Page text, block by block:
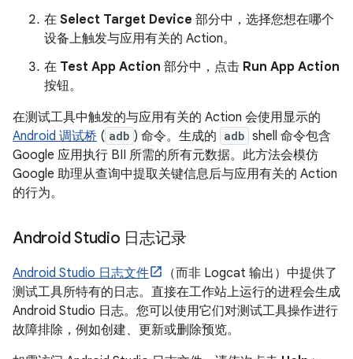
在 Select Target Device 部分中，选择您想在哪个
设备上触发与应用有关的 Action。
在 Test App Action 部分中，点击 Run App Action
按钮。
在测试工具中触发的与应用有关的 Action 会使用显示的
Android 调试桥 ( adb ) 命令。生成的 adb shell 命令包含
Google 应用执行 BII 所需的所有元数据。此方法会模仿
Google 助理从查询中提取关键信息后与应用有关的 Action
的行为。
Android Studio 日志记录
Android Studio 日志文件
（而非 Logcat 输出）中提供了
测试工具所特有的日志。直接在工作站上运行的进程会生成
Android Studio 日志。您可以使用它们对测试工具操作进行
故障排除，例如创建、更新或删除预览。